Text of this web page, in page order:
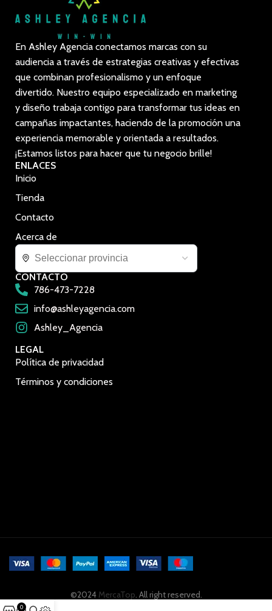
En Ashley Agencia conectamos marcas con su
audiencia a través de estrategias creativas y efectivas
que combinan profesionalismo y un enfoque
divertido. Nuestro equipo especializado en marketing
y diseño trabaja contigo para transformar tus ideas en
campañas impactantes, haciendo de la promoción una
experiencia memorable y orientada a resultados.
¡Estamos listos para hacer que tu negocio brille!
ENLACES
Inicio
Tienda
Contacto
Acerca de
CONTACTO
786-473-7228
info@ashleyagencia.com
Ashley_Agencia
LEGAL
Política de privacidad
Términos y condiciones
©2024MercaTop. All right reserved.
0